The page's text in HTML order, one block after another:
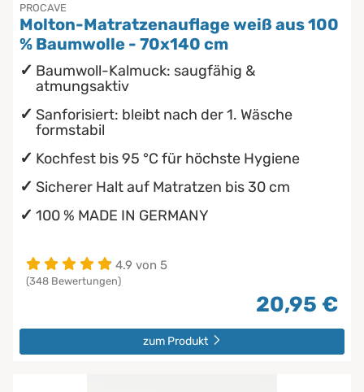
PROCAVE
Molton-Matratzenauflage weiß aus 100
% Baumwolle - 70x140 cm
Baumwoll-Kalmuck: saugfähig &
atmungsaktiv
Sanforisiert: bleibt nach der 1. Wäsche
formstabil
Kochfest bis 95 °C für höchste Hygiene
Sicherer Halt auf Matratzen bis 30 cm
100 % MADE IN GERMANY
4.9 von 5
(348 Bewertungen)
20,95 €
zum Produkt